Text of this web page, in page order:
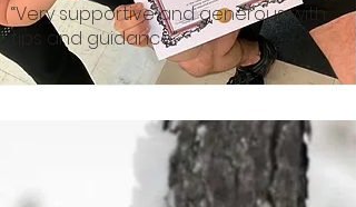
“Very supportive and generous with
tips and guidance”